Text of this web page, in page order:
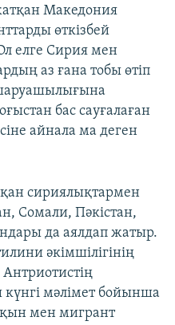
Македония
өткізбей
елге Сирия мен
аз ғана тобы өтіп
бас сауғалаған
айнала ма деген
сириялықтармен
Сомали, Пәкістан,
да аялдап жатыр.
әкімшілігінің
мәлімет бойынша
мен мигрант